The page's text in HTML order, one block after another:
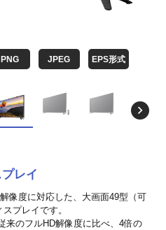
PNG JPEG EPS形式
EPS形式
EPS形式
EPS形式
EPS形式
EPS形式
EPS形式
EPS形式
ード JPEG
レイ
像度に対応した、大画面49型（可
プレイです。
来のフルHD解像度に比べ、4倍の